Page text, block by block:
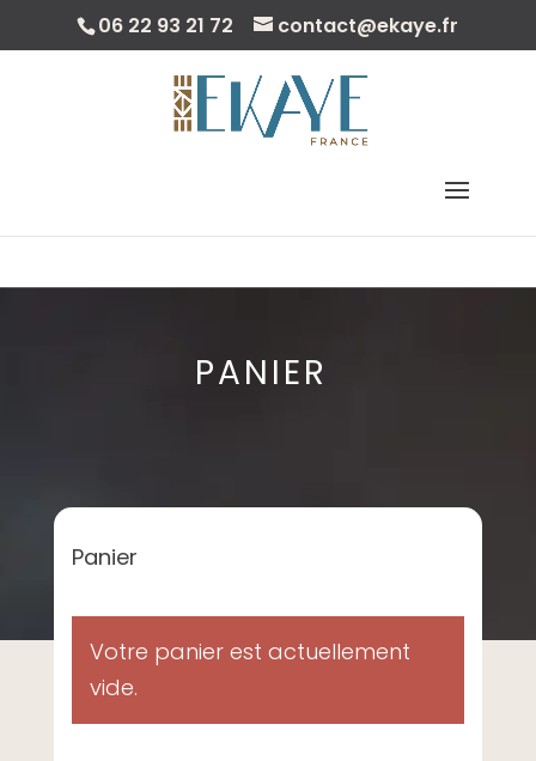
06 22 93 21 72 contact@ekaye.fr
PANIER
Panier
Votre panier est actuellement
vide.